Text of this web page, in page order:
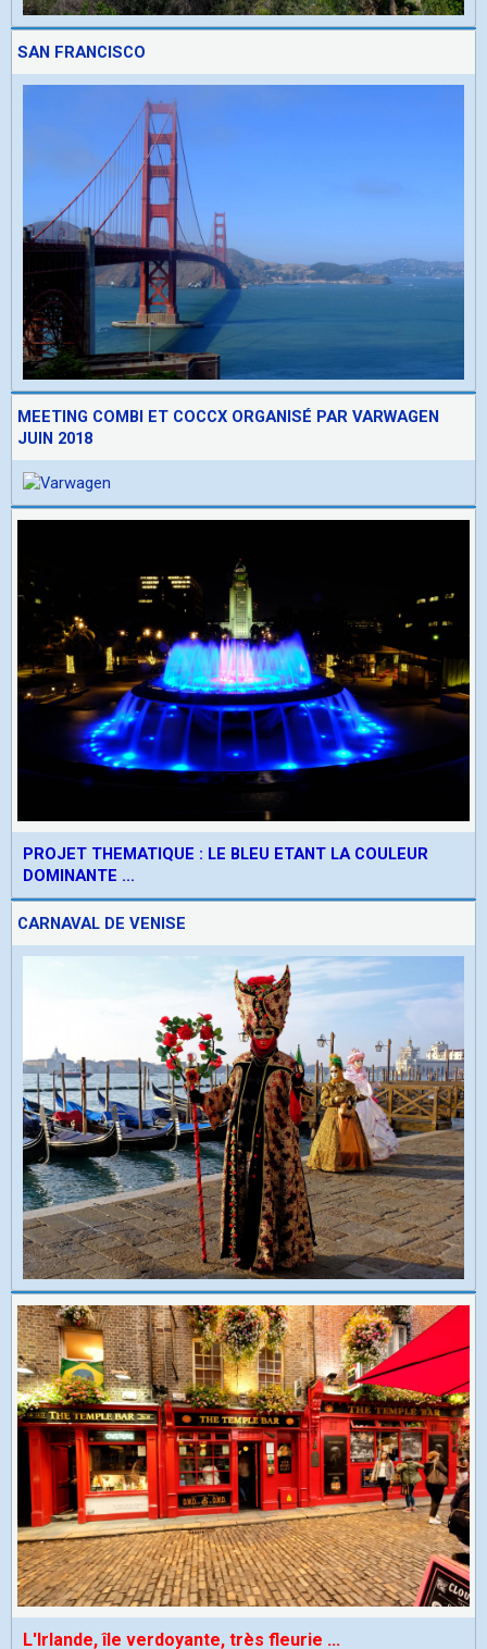
SAN FRANCISCO
MEETING COMBI ET COCCX ORGANISÉ PAR VARWAGEN
JUIN 2018
PROJET THEMATIQUE : LE BLEU ETANT LA COULEUR
DOMINANTE ...
CARNAVAL DE VENISE
L'Irlande, île verdoyante, très fleurie ...